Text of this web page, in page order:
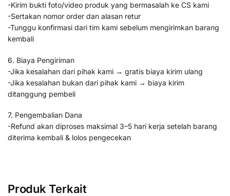
-Kirim bukti foto/video produk yang bermasalah ke CS kami
-Sertakan nomor order dan alasan retur
-Tunggu konfirmasi dari tim kami sebelum mengirimkan barang
kembali
6. Biaya Pengiriman
-Jika kesalahan dari pihak kami → gratis biaya kirim ulang
-Jika kesalahan bukan dari pihak kami → biaya kirim
ditanggung pembeli
7. Pengembalian Dana
-Refund akan diproses maksimal 3–5 hari kerja setelah barang
diterima kembali & lolos pengecekan
Produk Terkait